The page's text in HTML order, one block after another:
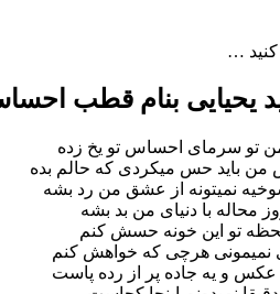
…
یحیایی بنام قطب
تو سرمای احساس تو یخ زده
باید حس میکردی که حالم بده
نمیتونه از عشق من رد بشه
محاله با دنیای من بد بشه
تو این خونه حسش کنم
نمیمونی هرچی که خواهش کنم
عکس و یه جاده پر از رده پاست